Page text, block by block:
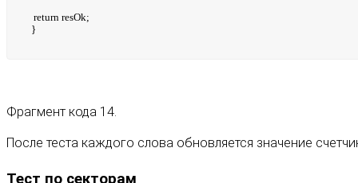
return resOk;
}
Фрагмент кода 14.
После теста каждого слова обновляется значение
Тест по секторам